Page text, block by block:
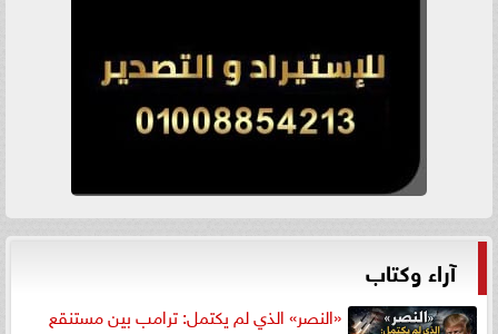
آراء وكتاب
«النصر» الذي لم يكتمل: ترامب بين مستنقع